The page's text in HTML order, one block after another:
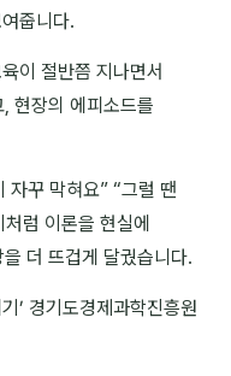
줍니다.
이 절반쯤 지나면서
현장의 에피소드를
자꾸 막혀요” “그럴 땐
럼 이론을 현실에
더 뜨겁게 달궜습니다.
’ 경기도경제과학진흥원